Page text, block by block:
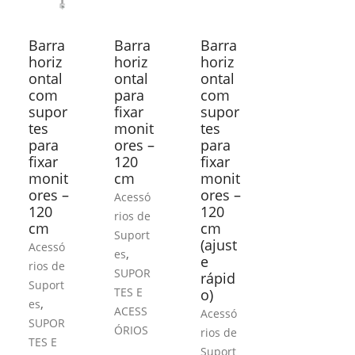
Barra
horiz
ontal
com
supor
tes
para
fixar
monit
ores –
120
cm
Acessó
rios de
Suport
es,
SUPOR
TES E
Barra
horiz
ontal
para
fixar
monit
ores –
120
cm
Acessó
rios de
Suport
es,
SUPOR
TES E
ACESS
ÓRIOS
Barra
horiz
ontal
com
supor
tes
para
fixar
monit
ores –
120
cm
(ajust
e
rápid
o)
Acessó
rios de
Suport